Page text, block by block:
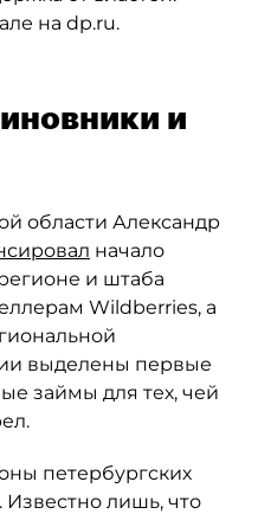
на dp.ru.
и
области Александр
начало
и штаба
Wildberries, а
выделены первые
займы для тех, чей
петербургских
Известно лишь, что